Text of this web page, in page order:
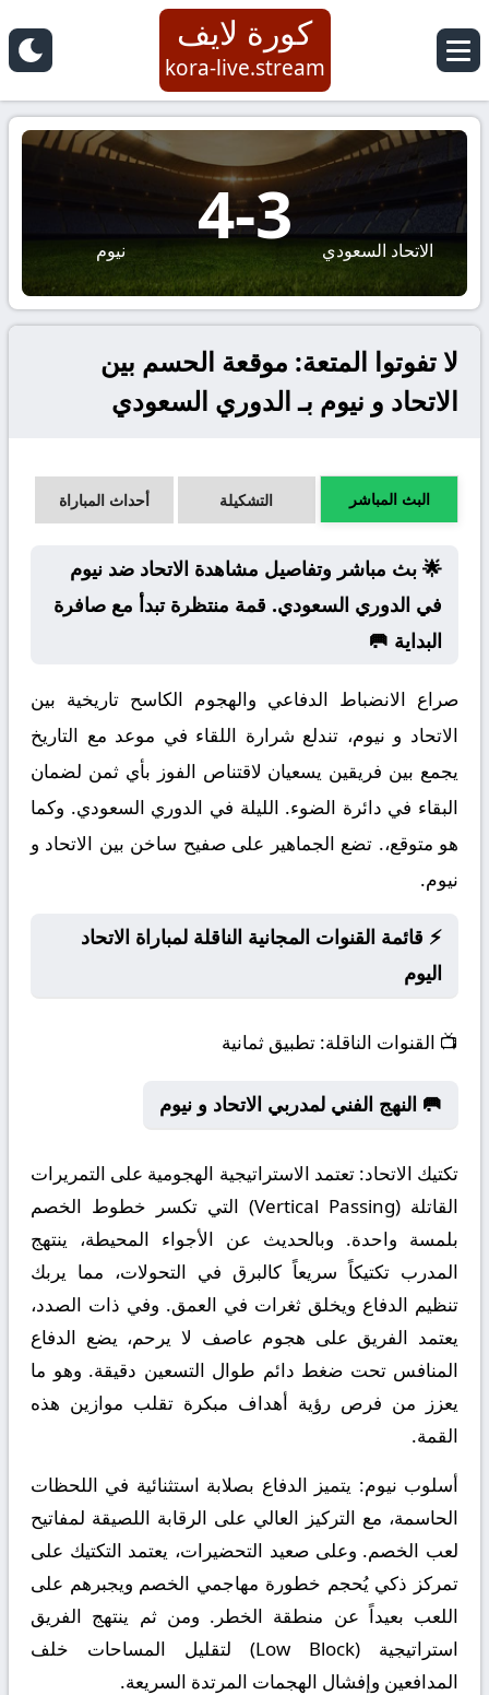
كورة لايف
kora-live.stream
الاتحاد السعودي 3
-
4 نيوم
لا تفوتوا المتعة: موقعة الحسم بين
الاتحاد و نيوم بـ الدوري السعودي
البث المباشر التشكيلة أحداث المباراة
🌟 بث مباشر وتفاصيل مشاهدة الاتحاد ضد نيوم
في الدوري السعودي. قمة منتظرة تبدأ مع صافرة
البداية 🥅
صراع الانضباط الدفاعي والهجوم الكاسح تاريخية بين
الاتحاد و نيوم، تندلع شرارة اللقاء في موعد مع التاريخ
يجمع بين فريقين يسعيان لاقتناص الفوز بأي ثمن لضمان
البقاء في دائرة الضوء. الليلة في الدوري السعودي. وكما
هو متوقع،. تضع الجماهير على صفيح ساخن بين الاتحاد و
نيوم.
⚡ قائمة القنوات المجانية الناقلة لمباراة الاتحاد
اليوم
📺 القنوات الناقلة: تطبيق ثمانية
🥅 النهج الفني لمدربي الاتحاد و نيوم
تكتيك الاتحاد: تعتمد الاستراتيجية الهجومية على التمريرات
القاتلة (Vertical Passing) التي تكسر خطوط الخصم
بلمسة واحدة. وبالحديث عن الأجواء المحيطة، ينتهج
المدرب تكتيكاً سريعاً كالبرق في التحولات، مما يربك
تنظيم الدفاع ويخلق ثغرات في العمق. وفي ذات الصدد،
يعتمد الفريق على هجوم عاصف لا يرحم، يضع الدفاع
المنافس تحت ضغط دائم طوال التسعين دقيقة. وهو ما
يعزز من فرص رؤية أهداف مبكرة تقلب موازين هذه
القمة.
أسلوب نيوم: يتميز الدفاع بصلابة استثنائية في اللحظات
الحاسمة، مع التركيز العالي على الرقابة اللصيقة لمفاتيح
لعب الخصم. وعلى صعيد التحضيرات، يعتمد التكتيك على
تمركز ذكي يُحجم خطورة مهاجمي الخصم ويجبرهم على
اللعب بعيداً عن منطقة الخطر. ومن ثم ينتهج الفريق
استراتيجية (Low Block) لتقليل المساحات خلف
المدافعين وإفشال الهجمات المرتدة السريعة.